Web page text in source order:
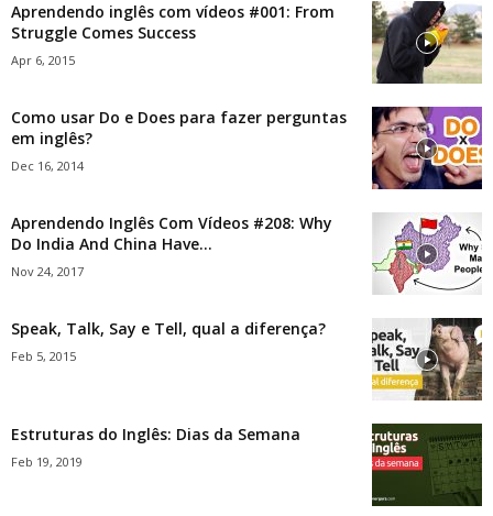
Aprendendo inglês com vídeos #001: From
Struggle Comes Success
Apr 6, 2015
Como usar Do e Does para fazer perguntas
em inglês?
Dec 16, 2014
Aprendendo Inglês Com Vídeos #208: Why
Do India And China Have...
Nov 24, 2017
Speak, Talk, Say e Tell, qual a diferença?
Feb 5, 2015
Estruturas do Inglês: Dias da Semana
Feb 19, 2019